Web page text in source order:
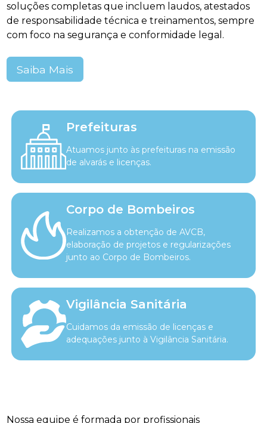
soluções completas que incluem laudos, atestados
de responsabilidade técnica e treinamentos, sempre
com foco na segurança e conformidade legal.
Saiba Mais
Prefeituras
Atuamos junto às prefeituras na emissão
de alvarás e licenças.
Corpo de Bombeiros
Realizamos a obtenção de AVCB,
elaboração de projetos e regularizações
junto ao Corpo de Bombeiros.
Vigilância Sanitária
Cuidamos da emissão de licenças e
adequações junto à Vigilância Sanitária.
Nossa equipe é formada por profissionais